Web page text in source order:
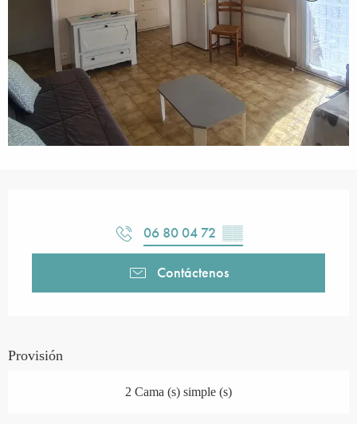
06 80 04 72 ▒▒
Contáctenos
Provisión
2 Cama (s) simple (s)